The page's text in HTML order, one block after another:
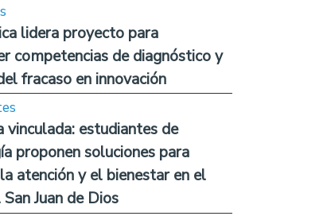
lidera proyecto para
competencias de diagnóstico y
fracaso en innovación
vinculada: estudiantes de
proponen soluciones para
atención y el bienestar en el
Juan de Dios